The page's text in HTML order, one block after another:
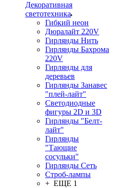
Декоративная
светотехника
Гибкий неон
Дюралайт 220V
Гирлянды Нить
Гирлянды Бахрома
220V
Гирлянды для
деревьев
Гирлянды Занавес
"плей-лайт"
Светодиодные
фигуры 2D и 3D
Гирлянды "Белт-
лайт"
Гирлянды
"Тающие
сосульки"
Гирлянды Сеть
Строб-лампы
+ ЕЩЕ 1